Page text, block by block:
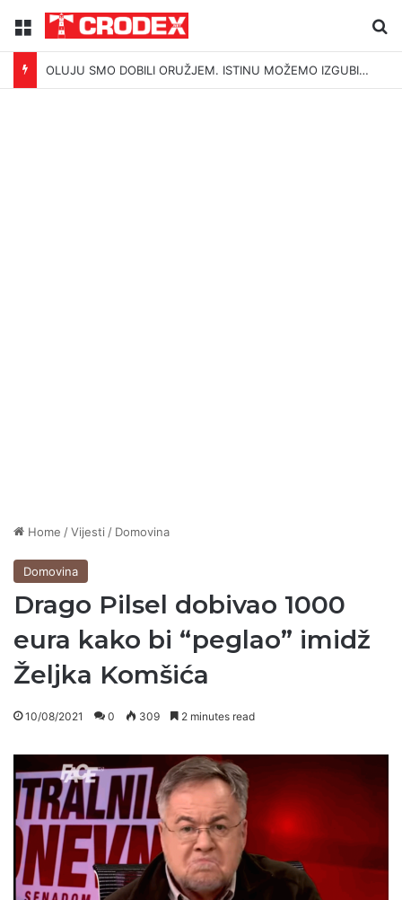
Menu
OLUJU SMO DOBILI ORUŽJEM. ISTINU MOŽEMO IZGUBITI ŠUTNJOM.
Home /Vijesti / Domovina
Domovina
Drago Pilsel dobivao 1000
eura kako bi “peglao” imidž
Željka Komšića
10/08/2021 0 309 2 minutes read